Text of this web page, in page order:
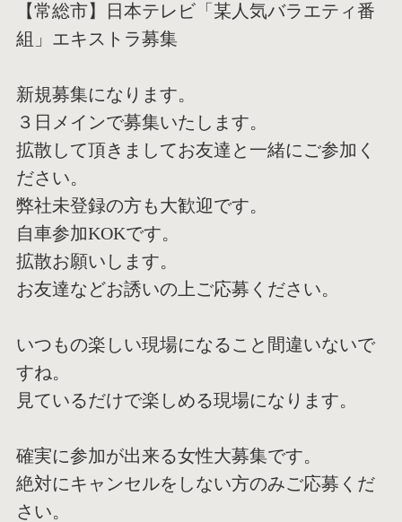
【常総市】日本テレビ「某人気バラエティ番
組」エキストラ募集
新規募集になります。
３日メインで募集いたします。
拡散して頂きましてお友達と一緒にご参加く
ださい。
弊社未登録の方も大歓迎です。
自車参加KOKです。
拡散お願いします。
お友達などお誘いの上ご応募ください。
いつもの楽しい現場になること間違いないで
すね。
見ているだけで楽しめる現場になります。
確実に参加が出来る女性大募集です。
絶対にキャンセルをしない方のみご応募くだ
さい。